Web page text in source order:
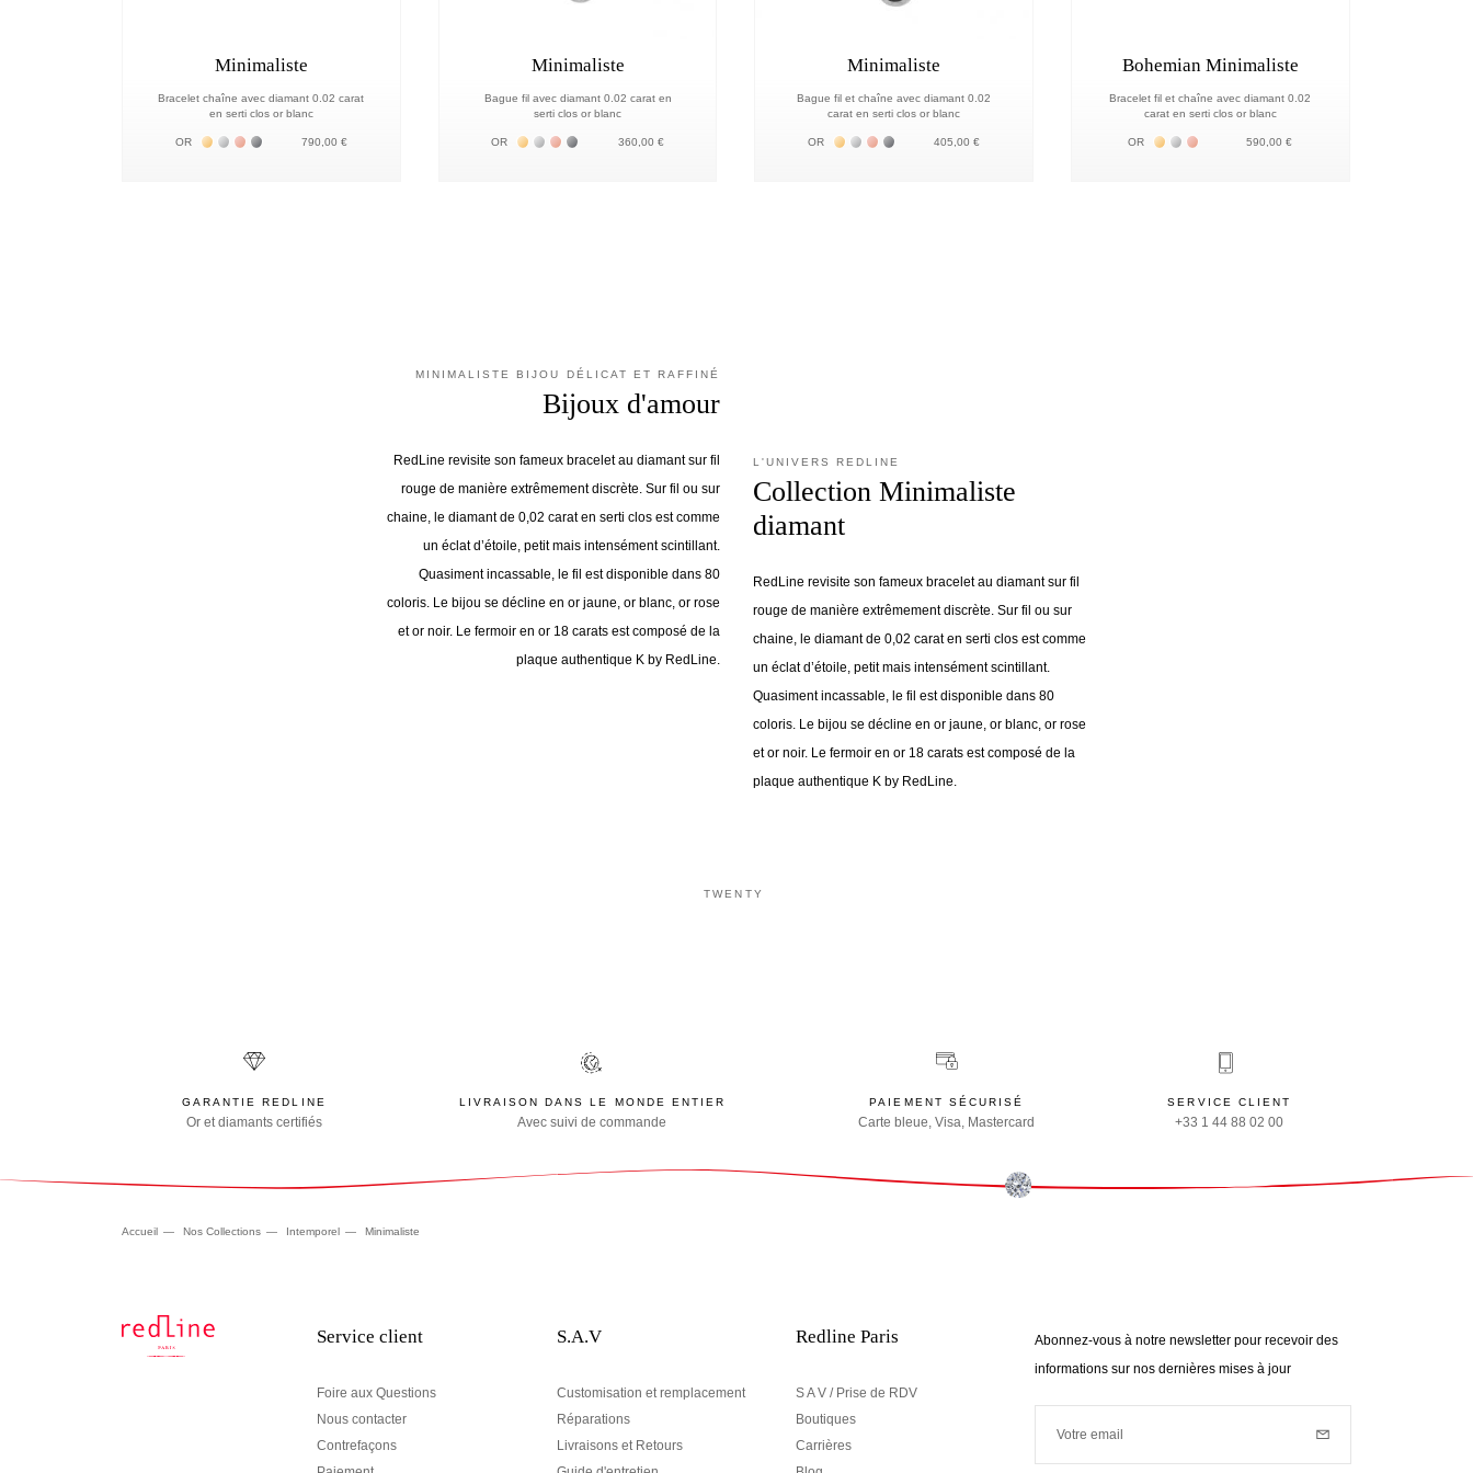
Minimaliste
Bracelet chaîne avec diamant 0.02 carat
en serti clos or blanc
OR Жёлтое золото 18К
Белое золото 18К
Розовое золото 18К
Чёрное золото 18К
790,00 €
Minimaliste
Bague fil avec diamant 0.02 carat en
serti clos or blanc
OR Жёлтое золото 18К
Белое золото 18К
Розовое золото 18К
Чёрное золото 18К
360,00 €
Minimaliste
Bague fil et chaîne avec diamant 0.02
carat en serti clos or blanc
OR Жёлтое золото 18К
Белое золото 18К
Розовое золото 18К
Чёрное золото 18К
405,00 €
Bohemian Minimaliste
Bracelet fil et chaîne avec diamant 0.02
carat en serti clos or blanc
OR Жёлтое золото 18К
Белое золото 18К
Розовое золото 18К
590,00 €
MINIMALISTE BIJOU DÉLICAT ET RAFFINÉ
Bijoux d'amour
RedLine revisite son fameux bracelet au diamant sur fil
rouge de manière extrêmement discrète. Sur fil ou sur
chaine, le diamant de 0,02 carat en serti clos est comme
un éclat d’étoile, petit mais intensément scintillant.
Quasiment incassable, le fil est disponible dans 80
coloris. Le bijou se décline en or jaune, or blanc, or rose
et or noir. Le fermoir en or 18 carats est composé de la
plaque authentique K by RedLine.
L'UNIVERS REDLINE
Collection Minimaliste
diamant
RedLine revisite son fameux bracelet au diamant sur fil
rouge de manière extrêmement discrète. Sur fil ou sur
chaine, le diamant de 0,02 carat en serti clos est comme
un éclat d’étoile, petit mais intensément scintillant.
Quasiment incassable, le fil est disponible dans 80
coloris. Le bijou se décline en or jaune, or blanc, or rose
et or noir. Le fermoir en or 18 carats est composé de la
plaque authentique K by RedLine.
TWENTY
GARANTIE REDLINE
Or et diamants certifiés
LIVRAISON DANS LE MONDE ENTIER
Avec suivi de commande
PAIEMENT SÉCURISÉ
Carte bleue, Visa, Mastercard
SERVICE CLIENT
+33 1 44 88 02 00
Accueil Nos Collections Intemporel Minimaliste
Service client
Foire aux Questions
Nous contacter
Contrefaçons
S.A.V
Customisation et remplacement
Réparations
Livraisons et Retours
Redline Paris
S A V / Prise de RDV
Boutiques
Carrières
Abonnez-vous à notre newsletter pour recevoir des
informations sur nos dernières mises à jour
Votre email